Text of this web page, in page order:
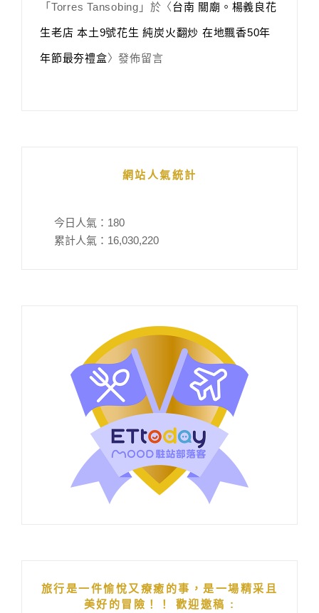
「 Torres Tansobing 」於〈台南 關廟。楊義良花
生老店 本土9號花生 純炭火翻炒 在地飄香50年
年節最夯禮盒〉發佈留言
網站人氣統計
今日人氣： 180
累計人氣： 16,030,220
旅行是一件愉悅又療癒的事，是一場精采且
美好的冒險！！ 歡迎邀稿 :